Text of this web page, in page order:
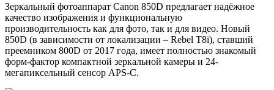
Зеркальный фотоаппарат Canon 850D предлагает надёжное
качество изображения и функциональную
производительность как для фото, так и для видео. Новый
850D (в зависимости от локализации – Rebel T8i), ставший
преемником 800D от 2017 года, имеет полностью знакомый
форм-фактор компактной зеркальной камеры и 24-
мегапиксельный сенсор APS-C.